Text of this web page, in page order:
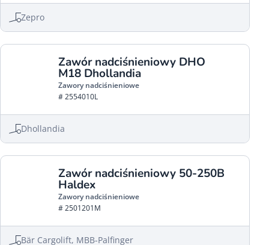
Zepro
Zawór nadciśnieniowy DHO
M18 Dhollandia
Zawory nadciśnieniowe
# 2554010L
Dhollandia
Zawór nadciśnieniowy 50-250B
Haldex
Zawory nadciśnieniowe
# 2501201M
Bär Cargolift, MBB-Palfinger